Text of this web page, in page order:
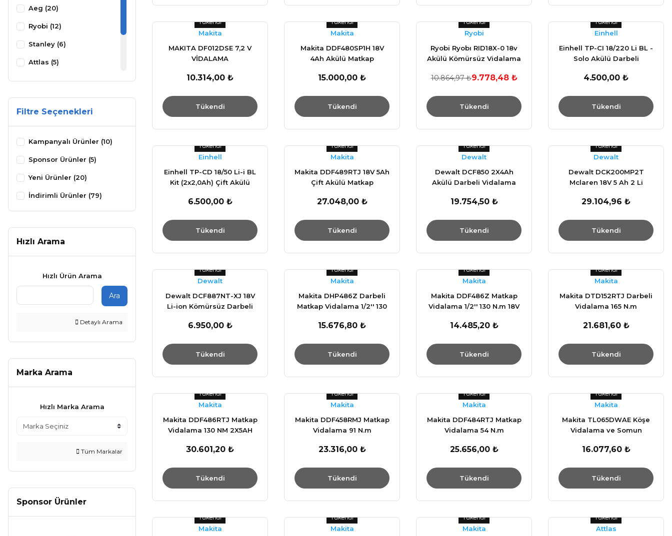
Aeg (20)
Ryobi (12)
Stanley (6)
Attlas (5)
Black&Decker (2)
Flex (2)
Maktec (1)
Filtre Seçenekleri
Kampanyalı Ürünler (10)
Sponsor Ürünler (5)
Yeni Ürünler (20)
İndirimli Ürünler (79)
Hızlı Arama
Hızlı Ürün Arama
Ara
Detaylı Arama
Marka Arama
Hızlı Marka Arama
Tüm Markalar
Sponsor Ürünler
Tükendi
Makita
MAKITA DF012DSE 7,2 V
VİDALAMA
10.314,00 ₺
Tükendi
Tükendi
Makita
Makita DDF480SP1H 18V
4Ah Akülü Matkap
15.000,00 ₺
Tükendi
Tükendi
Ryobi
Ryobi Ryobı RID18X-0 18v
Akülü Kömürsüz Vidalama
10.864,97 ₺9.778,48 ₺
Tükendi
Tükendi
Einhell
Einhell TP-CI 18/220 Li BL -
Solo Akülü Darbeli
4.500,00 ₺
Tükendi
Tükendi
Einhell
Einhell TP-CD 18/50 Li-i BL
Kit (2x2,0Ah) Çift Akülü
4513940
6.500,00 ₺
Tükendi
Tükendi
Makita
Makita DDF489RTJ 18V 5Ah
Çift Akülü Matkap
27.048,00 ₺
Tükendi
Tükendi
Dewalt
Dewalt DCF850 2X4Ah
Akülü Darbeli Vidalama
19.754,50 ₺
Tükendi
Tükendi
Dewalt
Dewalt DCK200MP2T
Mclaren 18V 5 Ah 2 Li
Set
29.104,96 ₺
Tükendi
Tükendi
Dewalt
Dewalt DCF887NT-XJ 18V
Li-ion Kömürsüz Darbeli
6.950,00 ₺
Tükendi
Tükendi
Makita
Makita DHP486Z Darbeli
Matkap Vidalama 1/2'' 130
15.676,80 ₺
Tükendi
Tükendi
Makita
Makita DDF486Z Matkap
Vidalama 1/2'' 130 N.m 18V
14.485,20 ₺
Tükendi
Tükendi
Makita
Makita DTD152RTJ Darbeli
Vidalama 165 N.m
21.681,60 ₺
Tükendi
Tükendi
Makita
Makita DDF486RTJ Matkap
Vidalama 130 NM 2X5AH
30.601,20 ₺
Tükendi
Tükendi
Makita
Makita DDF458RMJ Matkap
Vidalama 91 N.m
23.316,00 ₺
Tükendi
Tükendi
Makita
Makita DDF484RTJ Matkap
Vidalama 54 N.m
25.656,00 ₺
Tükendi
Tükendi
Makita
Makita TL065DWAE Köşe
Vidalama ve Somun
16.077,60 ₺
Tükendi
Tükendi
Makita
Tükendi
Makita
Tükendi
Makita
Tükendi
Attlas